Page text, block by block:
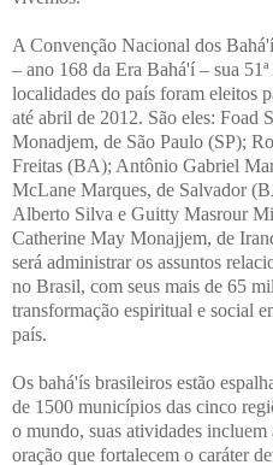
A Convenção Nacional dos
– ano 168 da Era Bahá'í – sua
localidades do país foram eleitos
até abril de 2012. São eles: Foad
Monadjem, de São Paulo (SP);
Freitas (BA); Antônio Gabriel
McLane Marques, de Salvador
Alberto Silva e Guitty Masrour
Catherine May Monajjem, de
será administrar os assuntos
no Brasil, com seus mais de 65
transformação espiritual e social
país.
Os bahá'ís brasileiros estão
de 1500 municípios das cinco
o mundo, suas atividades incluem
oração que fortalecem o caráter